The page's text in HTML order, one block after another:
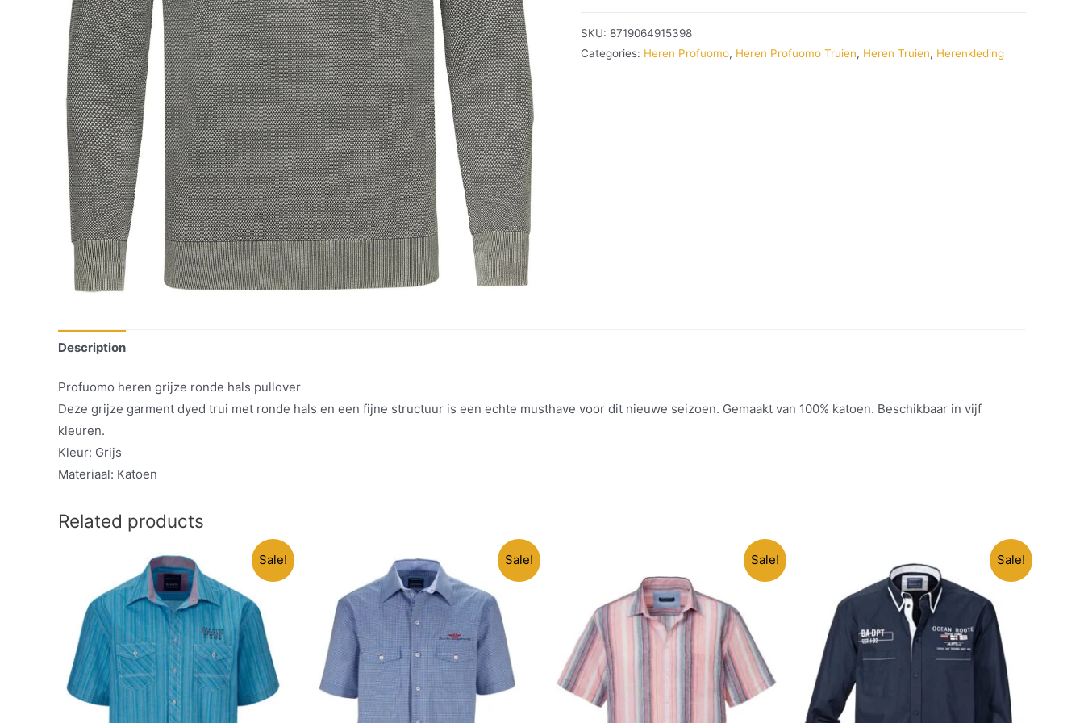
SKU: 8719064915398
Categories: Heren Profuomo, Heren Profuomo Truien, Heren Truien, Herenkleding
Description
Profuomo heren grijze ronde hals pullover
Deze grijze garment dyed trui met ronde hals en een fijne structuur is een echte musthave voor dit nieuwe seizoen. Gemaakt van 100% katoen. Beschikbaar in vijf
kleuren.
Kleur: Grijs
Materiaal: Katoen
Related products
Sale! Sale! Sale! Sale!